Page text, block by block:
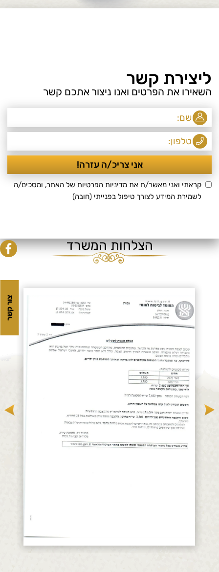
צור קשר
ליצירת קשר
השאירו את הפרטים ואנו ניצור אתכם קשר
קראתי ואני מאשר/ת את מדיניות הפרטיות של האתר, ומסכים/ה
לשמירת המידע לצורך טיפול בפנייתי (חובה)
הצלחות המשרד